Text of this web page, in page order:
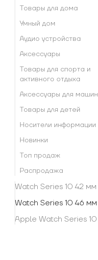
Товары для дома
Умный дом
Аудио устройства
Аксессуары
Товары для спорта и
активного отдыха
Аксессуары для машин
Товары для детей
Носители информации
Новинки
Топ продаж
Распродажа
Watch Series 10 42 мм
Watch Series 10 46 мм
Apple Watch Series 10